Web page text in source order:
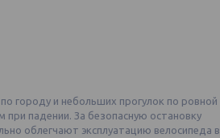
городу и небольших прогулок по ровной
падении. За безопасную остановку
облегчают эксплуатацию велосипеда в